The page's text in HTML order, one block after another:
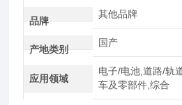
品牌
其他品牌
产地类别
国产
应用领域
电子/电池,道路/轨
车及零部件,综合